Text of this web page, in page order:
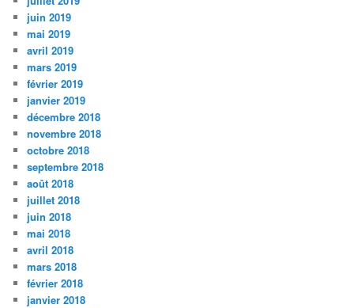
juin 2019
mai 2019
avril 2019
mars 2019
février 2019
janvier 2019
décembre 2018
novembre 2018
octobre 2018
septembre 2018
août 2018
juillet 2018
juin 2018
mai 2018
avril 2018
mars 2018
février 2018
janvier 2018